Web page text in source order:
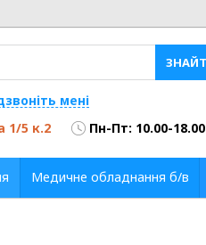
мені
1/5 к.2 Пн-Пт: 10.00-18.00
Медичне обладнання б/в